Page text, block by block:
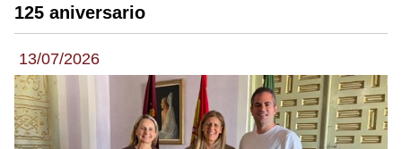
125 aniversario
13/07/2026